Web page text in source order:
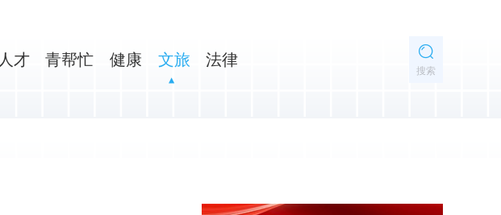
人才 青帮忙 健康 文旅 法律
搜索